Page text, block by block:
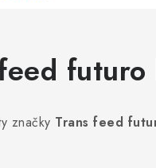
značky Trans feed